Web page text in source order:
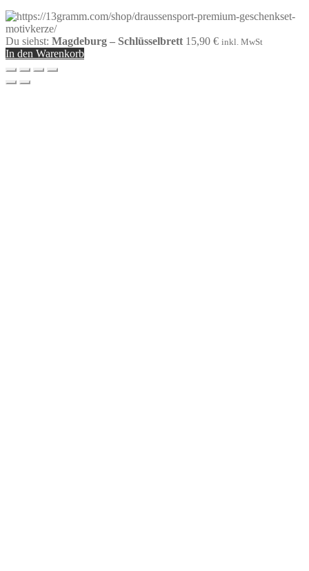
Du siehst: Magdeburg – Schlüsselbrett 15,90 € inkl. MwSt
In den Warenkorb